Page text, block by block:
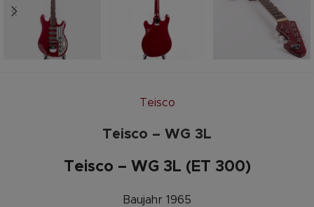
Teisco
Teisco – WG 3L
Teisco – WG 3L (ET 300)
Baujahr 1965